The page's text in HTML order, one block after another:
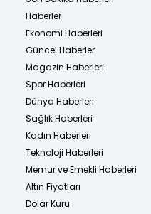
Haberler
Ekonomi Haberleri
Güncel Haberler
Magazin Haberleri
Spor Haberleri
Dünya Haberleri
Sağlık Haberleri
Kadın Haberleri
Teknoloji Haberleri
Memur ve Emekli Haberleri
Altın Fiyatları
Dolar Kuru